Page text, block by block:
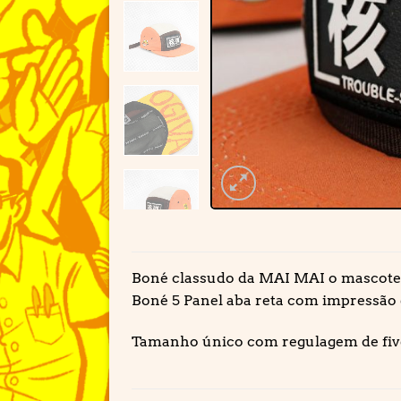
Boné classudo da MAI MAI o
Boné 5 Panel aba reta com
Tamanho único com regulagem de